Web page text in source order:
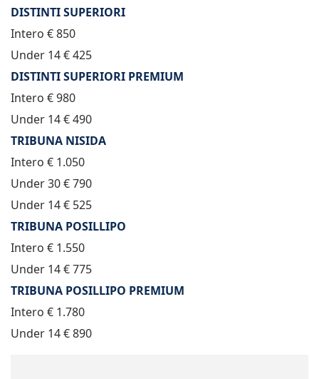
DISTINTI SUPERIORI
Intero € 850
Under 14 € 425
DISTINTI SUPERIORI PREMIUM
Intero € 980
Under 14 € 490
TRIBUNA NISIDA
Intero € 1.050
Under 30 € 790
Under 14 € 525
TRIBUNA POSILLIPO
Intero € 1.550
Under 14 € 775
TRIBUNA POSILLIPO PREMIUM
Intero € 1.780
Under 14 € 890